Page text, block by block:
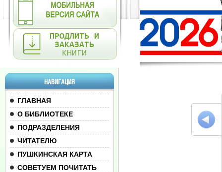
НАВИГАЦИЯ
ГЛАВНАЯ
О БИБЛИОТЕКЕ
ПОДРАЗДЕЛЕНИЯ
ЧИТАТЕЛЮ
ПУШКИНСКАЯ КАРТА
СОВЕТУЕМ ПОЧИТАТЬ